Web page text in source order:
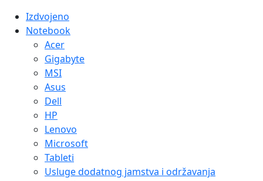
Izdvojeno
Notebook
Acer
Gigabyte
MSI
Asus
Dell
HP
Lenovo
Microsoft
Tableti
Usluge dodatnog jamstva i održavanja